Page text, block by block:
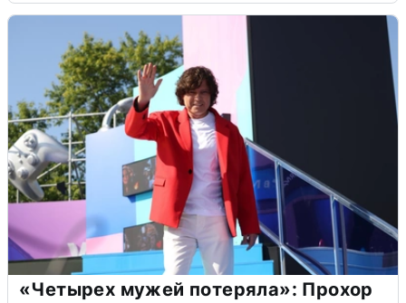
«Четырех мужей потеряла»: Прохор